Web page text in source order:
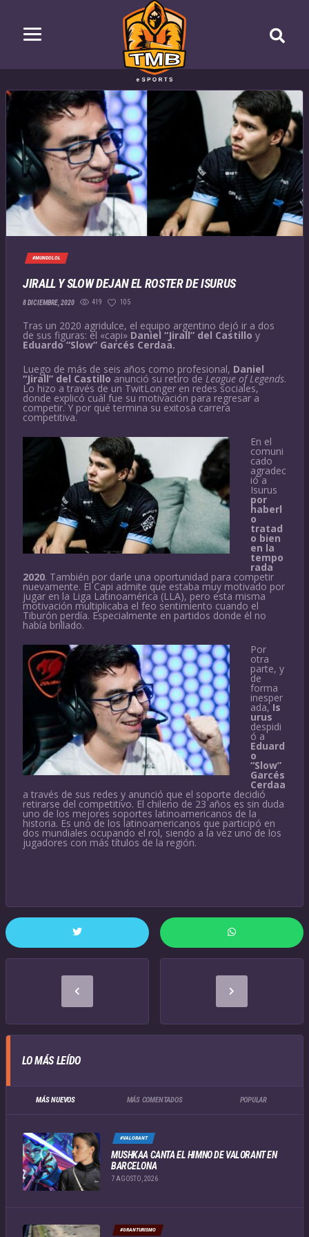
#MUNDOLOL
JIRALL Y SLOW DEJAN EL ROSTER DE ISURUS
8 DICIEMBRE, 2020 419 105
Tras un 2020 agridulce, el equipo argentino dejó ir a dos
de sus figuras: el «capi» Daniel “Jirall” del Castillo y
Eduardo “Slow” Garcés Cerdaa.
Luego de más de seis años como profesional, Daniel
“Jirall” del Castillo anunció su retiro de League of Legends.
Lo hizo a través de un TwitLonger en redes sociales,
donde explicó cuál fue su motivación para regresar a
competir. Y por qué termina su exitosa carrera
competitiva.
En el
comuni
cado
agradec
ió a
Isurus
por
haberl
o
tratad
o bien
en la
tempo
rada
2020. También por darle una oportunidad para competir
nuevamente. El Capi admite que estaba muy motivado por
jugar en la Liga Latinoamérica (LLA), pero esta misma
motivación multiplicaba el feo sentimiento cuando el
Tiburón perdía. Especialmente en partidos donde él no
había brillado.
Por
otra
parte, y
de
forma
inesper
ada, Is
urus
despidi
ó a
Eduard
o
“Slow”
Garcés
Cerdaa
a través de sus redes y anunció que el soporte decidió
retirarse del competitivo. El chileno de 23 años es sin duda
uno de los mejores soportes latinoamericanos de la
historia. Es uno de los latinoamericanos que participó en
dos mundiales ocupando el rol, siendo a la vez uno de los
jugadores con más títulos de la región.
LO MÁS LEÍDO
MÁS NUEVOS MÁS COMENTADOS POPULAR
#VALORANT
MUSHKAA CANTA EL HIMNO DE VALORANT EN
BARCELONA
7 AGOSTO, 2026
#GRANTURISMO